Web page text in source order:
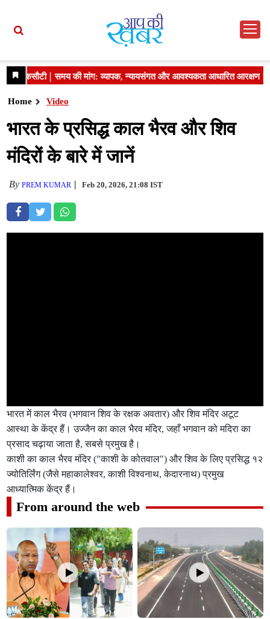
Home Video
भारत के प्रसिद्ध काल भैरव और शिव
मंदिरों के बारे में जानें
ByPREM KUMAR Feb 20, 2026, 21:08 IST
भारत में काल भैरव (भगवान शिव के रक्षक अवतार) और शिव मंदिर अटूट
आस्था के केंद्र हैं। उज्जैन का काल भैरव मंदिर, जहाँ भगवान को मदिरा का
प्रसाद चढ़ाया जाता है, सबसे प्रमुख है।
काशी का काल भैरव मंदिर ("काशी के कोतवाल") और शिव के लिए प्रसिद्ध १२
ज्योतिर्लिंग (जैसे महाकालेश्वर, काशी विश्वनाथ, केदारनाथ) प्रमुख
आध्यात्मिक केंद्र हैं।
From around the web